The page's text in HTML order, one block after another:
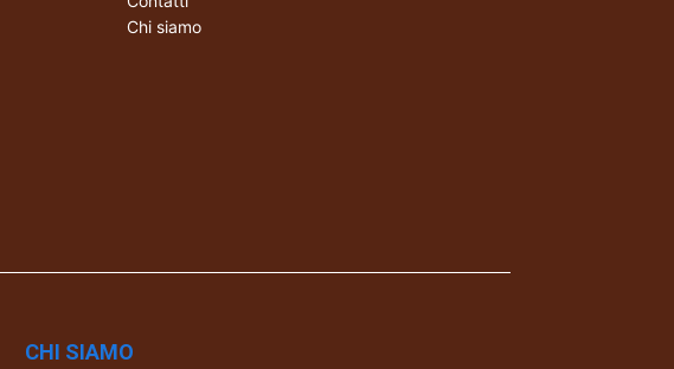
Chi siamo
CHI SIAMO